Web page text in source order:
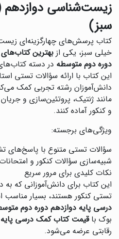
زیست‌شناسی دوازدهم
سبز)
‌کتاب پرسش‌های چهارگزینه‌ای
خیلی سبز، یکی از بهترین
دوره دوم متوسطه در دسته
این کتاب با ارائه سؤالات تستی
دانش‌آموزان رشته تجربی کمک
مانند ژنتیک، پروتئین‌سازی و جریان
و کنکور آماده کنند.
ویژگی‌های برجسته:
سؤالات تستی متنوع با پاسخ‌های
شبیه‌سازی سؤالات کنکور و
نکات کلیدی برای مرور سریع
این کتاب برای دانش‌آموزانی که به
تستی کنکور هستند، بسیار
درسی پایه دوازدهم دوره دوم
بوک باقیمت کتاب کمک درسی پایه
رقابتی عرضه می‌شود.